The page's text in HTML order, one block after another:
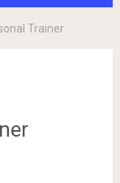
Trainer